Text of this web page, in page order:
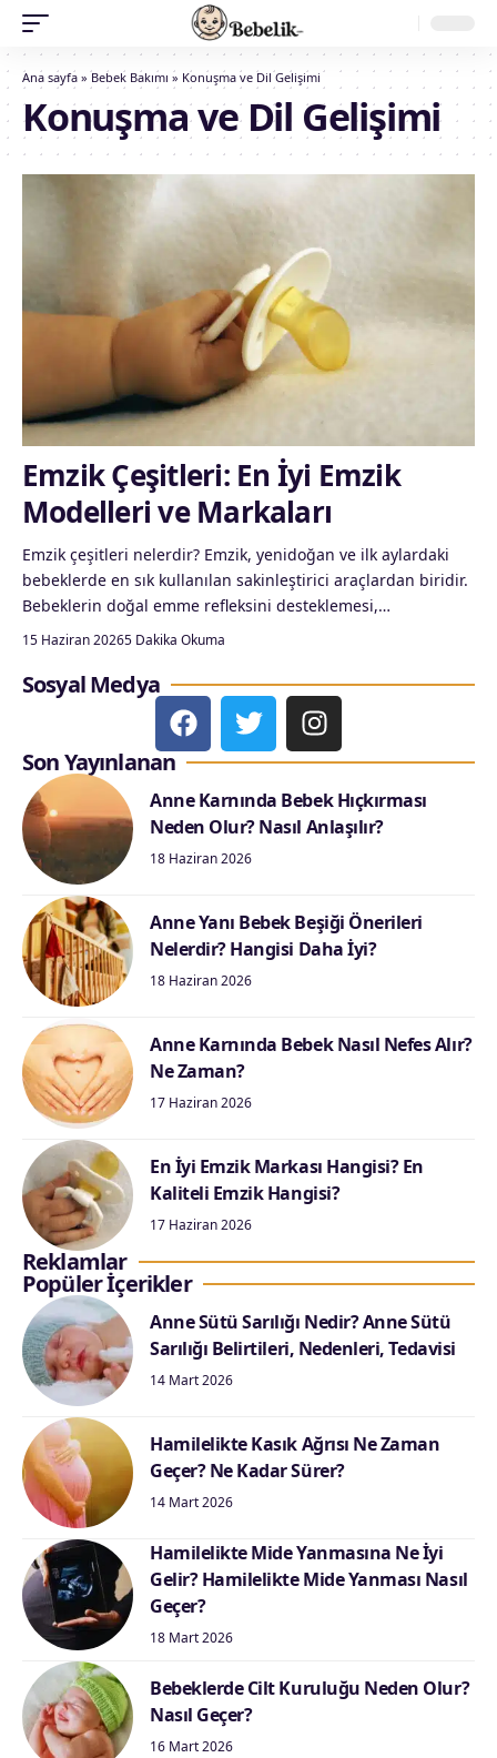
Ana sayfa »Bebek Bakımı » Konuşma ve Dil Gelişimi
Konuşma ve Dil Gelişimi
Emzik Çeşitleri: En İyi Emzik
Modelleri ve Markaları
Emzik çeşitleri nelerdir? Emzik, yenidoğan ve ilk aylardaki
bebeklerde en sık kullanılan sakinleştirici araçlardan biridir.
Bebeklerin doğal emme refleksini desteklemesi,…
15 Haziran 20265 Dakika Okuma
Sosyal Medya
Son Yayınlanan
Anne Karnında Bebek Hıçkırması
Neden Olur? Nasıl Anlaşılır?
18 Haziran 2026
Anne Yanı Bebek Beşiği Önerileri
Nelerdir? Hangisi Daha İyi?
18 Haziran 2026
Anne Karnında Bebek Nasıl Nefes Alır?
Ne Zaman?
17 Haziran 2026
En İyi Emzik Markası Hangisi? En
Kaliteli Emzik Hangisi?
17 Haziran 2026
Reklamlar
Popüler İçerikler
Anne Sütü Sarılığı Nedir? Anne Sütü
Sarılığı Belirtileri, Nedenleri, Tedavisi
14 Mart 2026
Hamilelikte Kasık Ağrısı Ne Zaman
Geçer? Ne Kadar Sürer?
14 Mart 2026
Hamilelikte Mide Yanmasına Ne İyi
Gelir? Hamilelikte Mide Yanması Nasıl
Geçer?
18 Mart 2026
Bebeklerde Cilt Kuruluğu Neden Olur?
Nasıl Geçer?
16 Mart 2026